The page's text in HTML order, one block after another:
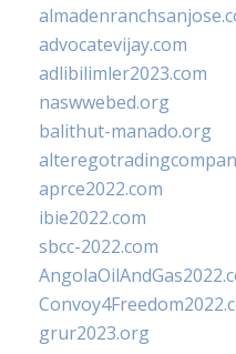
advocatevijay.com
adlibilimler2023.com
naswwebed.org
balithut-manado.org
aprce2022.com
ibie2022.com
sbcc-2022.com
grur2023.org